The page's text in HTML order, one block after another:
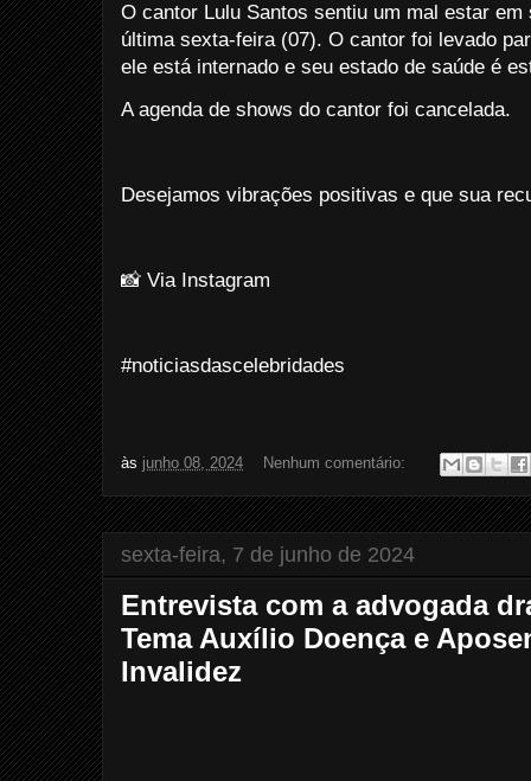
O cantor Lulu Santos sentiu um mal estar
última sexta-feira (07). O cantor foi levado
ele está internado e seu estado de saúde é
A agenda de shows do cantor foi cancelada.
Desejamos vibrações positivas e que sua
📸 Via Instagram
#noticiasdascelebridades
às junho 08, 2024 Nenhum comentário:
sexta-feira, 7 de junho de 2024
Entrevista com a advogada
Tema Auxílio Doença e
Invalidez